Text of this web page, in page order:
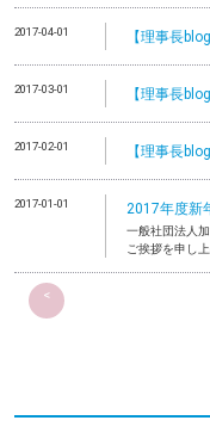
2017-04-01 【理事長
2017-03-01 【理事長
2017-02-01 【理事長
2017-01-01 2017年度新
一般社団法人
ご挨拶を申し上
<